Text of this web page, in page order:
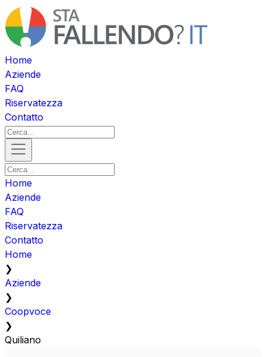
Home
Aziende
FAQ
Riservatezza
Contatto
Home
Aziende
FAQ
Riservatezza
Contatto
Home
❯
Aziende
❯
Coopvoce
❯
Quiliano